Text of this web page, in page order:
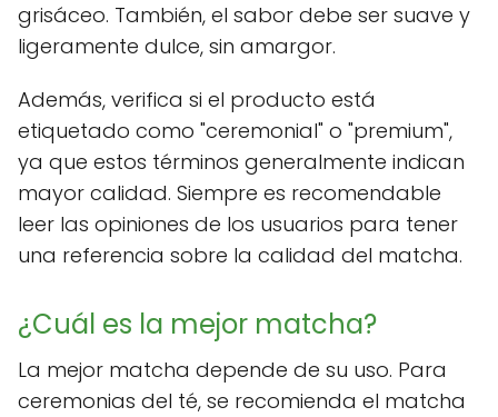
grisáceo. También, el sabor debe ser suave y
ligeramente dulce, sin amargor.
Además, verifica si el producto está
etiquetado como "ceremonial" o "premium",
ya que estos términos generalmente indican
mayor calidad. Siempre es recomendable
leer las opiniones de los usuarios para tener
una referencia sobre la calidad del matcha.
¿Cuál es la mejor matcha?
La mejor matcha depende de su uso. Para
ceremonias del té, se recomienda el matcha